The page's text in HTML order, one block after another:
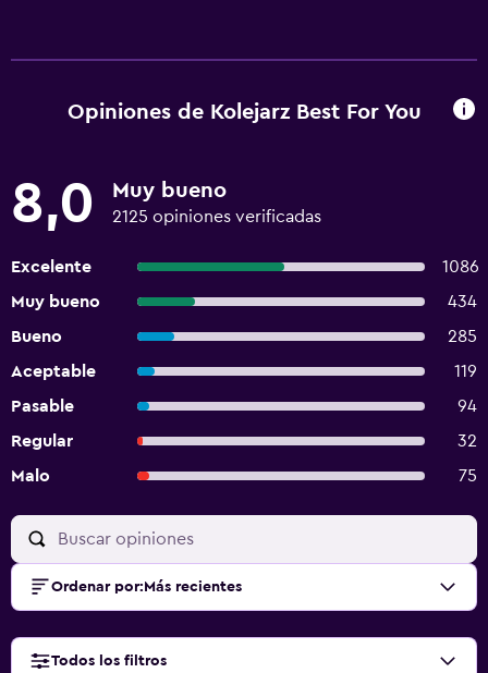
Opiniones de Kolejarz Best For You
8,0 Muy bueno
2125 opiniones verificadas
Excelente
1086
Muy bueno
434
Bueno
285
Aceptable
119
Pasable
94
Regular
32
Malo
75
Ordenar por: Más recientes
Todos los filtros